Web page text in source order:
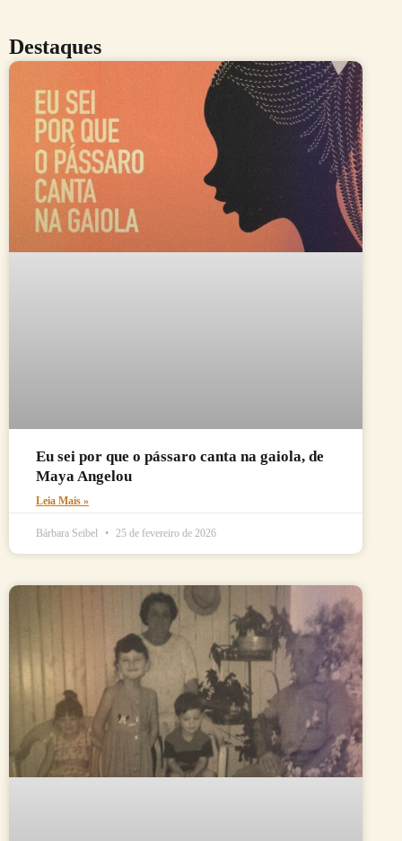
Destaques
Eu sei por que o pássaro canta na gaiola, de
Maya Angelou
Leia Mais »
Bárbara Seibel 25 de fevereiro de 2026